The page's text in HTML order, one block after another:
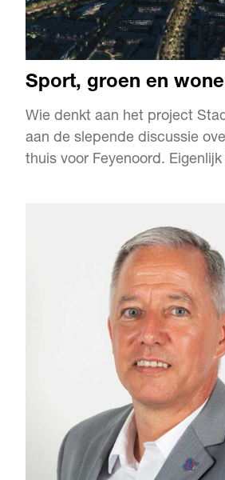
Sport, groen en
Wie denkt aan het project
aan de slepende discussie
thuis voor Feyenoord.
een nieuw stadion. Tussen
de Maas verrijst een
vervlochten wordt met alles
aanwezig is in dat gebied.…